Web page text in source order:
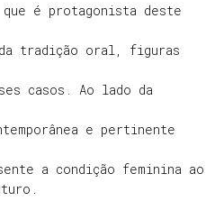
é protagonista deste
tradição oral, figuras
casos. Ao lado da
e pertinente
a condição feminina ao